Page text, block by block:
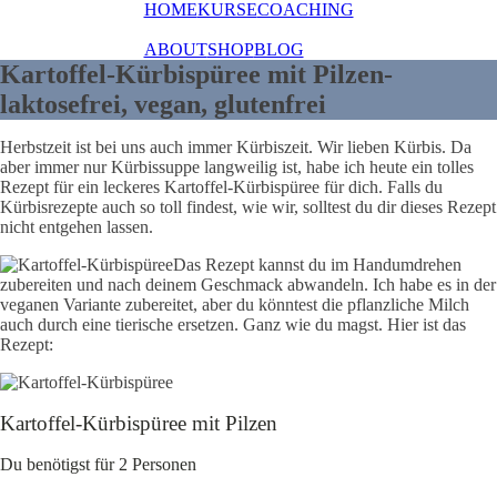
HOMEKURSECOACHING
ABOUTSHOPBLOG
Kartoffel-Kürbispüree mit Pilzen-
laktosefrei, vegan, glutenfrei
Herbstzeit ist bei uns auch immer Kürbiszeit. Wir lieben Kürbis. Da
aber immer nur Kürbissuppe langweilig ist, habe ich heute ein tolles
Rezept für ein leckeres Kartoffel-Kürbispüree für dich. Falls du
Kürbisrezepte auch so toll findest, wie wir, solltest du dir dieses Rezept
nicht entgehen lassen.
Das Rezept kannst du im Handumdrehen
zubereiten und nach deinem Geschmack abwandeln. Ich habe es in der
veganen Variante zubereitet, aber du könntest die pflanzliche Milch
auch durch eine tierische ersetzen. Ganz wie du magst. Hier ist das
Rezept:
Kartoffel-Kürbispüree mit Pilzen
Du benötigst für 2 Personen